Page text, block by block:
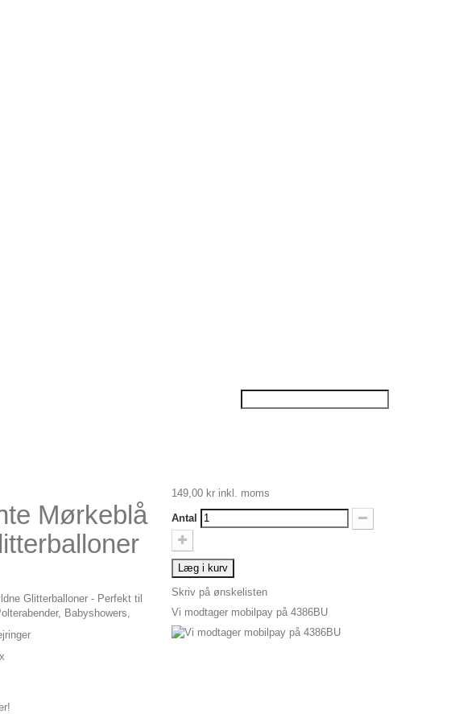
Mørkeblå
Glitterballoner - Perfekt til
Babyshowers,
149,00 krinkl. moms
Antal
Læg i kurv
Skriv på ønskelisten
Vi modtager mobilpay på 4386BU